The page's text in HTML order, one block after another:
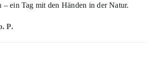
– ein Tag mit den Händen in der Natur.
P.